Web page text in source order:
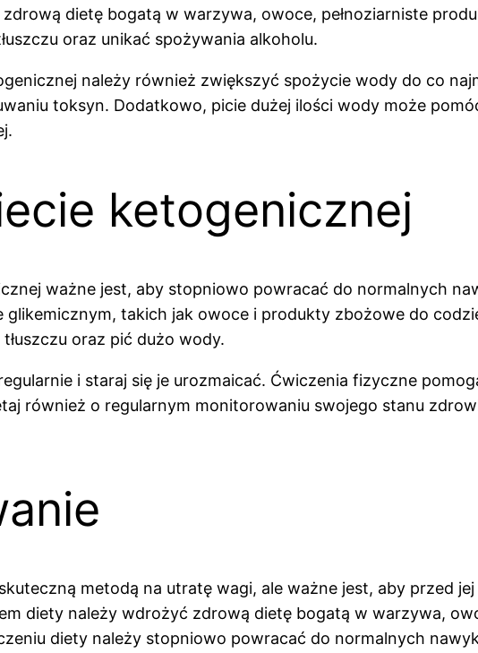
dietę bogatą w warzywa, owoce, pełnoziarniste
oraz unikać spożywania alkoholu.
należy również zwiększyć spożycie wody do co
toksyn. Dodatkowo, picie dużej ilości wody może
ketogenicznej
ważne jest, aby stopniowo powracać do normalnych
takich jak owoce i produkty zbożowe do
oraz pić dużo wody.
i staraj się je urozmaicać. Ćwiczenia fizyczne
również o regularnym monitorowaniu swojego stanu
metodą na utratę wagi, ale ważne jest, aby przed
diety należy wdrożyć zdrową dietę bogatą w warzywa,
diety należy stopniowo powracać do normalnych